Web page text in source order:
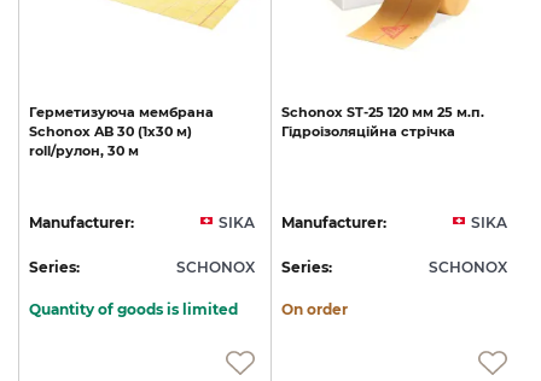
Герметизуюча мембрана
Schonox AB 30 (1x30 м)
roll/рулон, 30 м
Manufacturer: SIKA
Series: SCHONOX
Quantity of goods is limited
Schonox ST-25 120 мм 25 м.п.
Гідроізоляційна стрічка
Manufacturer: SIKA
Series: SCHONOX
On order